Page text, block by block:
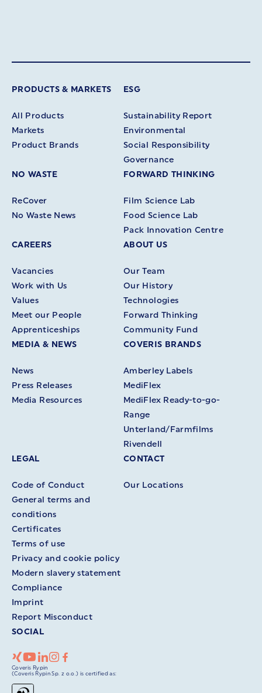
PRODUCTS & MARKETS
All Products
Markets
Product Brands
ESG
Sustainability Report
Environmental
Social Responsibility
Governance
NO WASTE
ReCover
No Waste News
FORWARD THINKING
Film Science Lab
Food Science Lab
Pack Innovation Centre
CAREERS
Vacancies
Work with Us
Values
Meet our People
Apprenticeships
ABOUT US
Our Team
Our History
Technologies
Forward Thinking
Community Fund
MEDIA & NEWS
News
Press Releases
Media Resources
COVERIS BRANDS
Amberley Labels
MediFlex
MediFlex Ready-to-go-
Range
Unterland/Farmfilms
Rivendell
LEGAL
Code of Conduct
General terms and
conditions
Certificates
Terms of use
Privacy and cookie policy
Modern slavery statement
Compliance
Imprint
Report Misconduct
CONTACT
Our Locations
SOCIAL
Coveris Rypin
(Coveris Rypin Sp. z o.o.) is certified as: